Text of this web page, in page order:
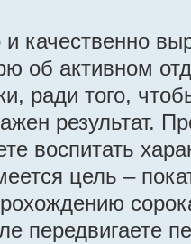
качественно
об активном
ради того,
результат.
воспитать
цель –
передвигаете